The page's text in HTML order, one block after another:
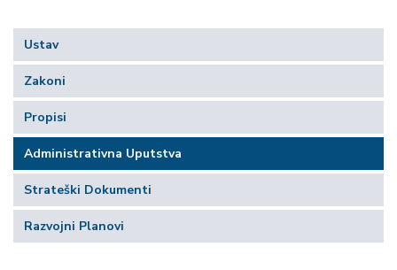
Ustav
Zakoni
Propisi
Administrativna Uputstva
Strateški Dokumenti
Razvojni Planovi